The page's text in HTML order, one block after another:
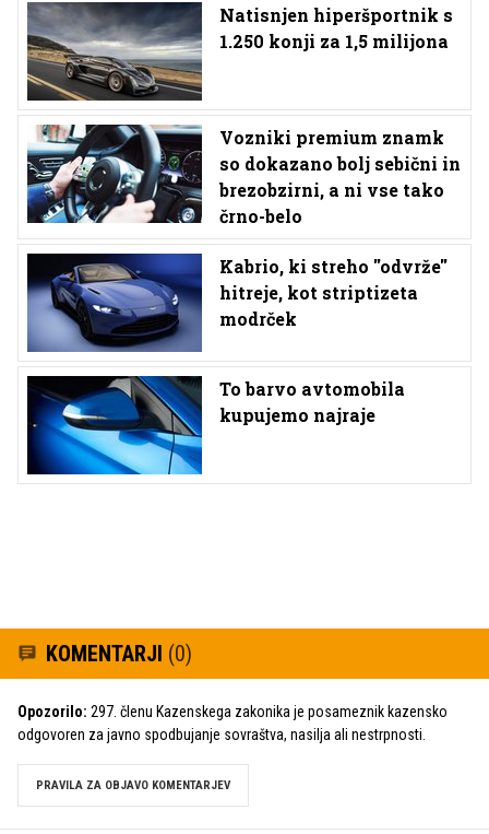
Natisnjen hiperšportnik s
1.250 konji za 1,5 milijona
Vozniki premium znamk
so dokazano bolj sebični in
brezobzirni, a ni vse tako
črno-belo
Kabrio, ki streho ''odvrže''
hitreje, kot striptizeta
modrček
To barvo avtomobila
kupujemo najraje
KOMENTARJI (0)
Opozorilo: 297. členu Kazenskega zakonika je posameznik kazensko
odgovoren za javno spodbujanje sovraštva, nasilja ali nestrpnosti.
PRAVILA ZA OBJAVO KOMENTARJEV